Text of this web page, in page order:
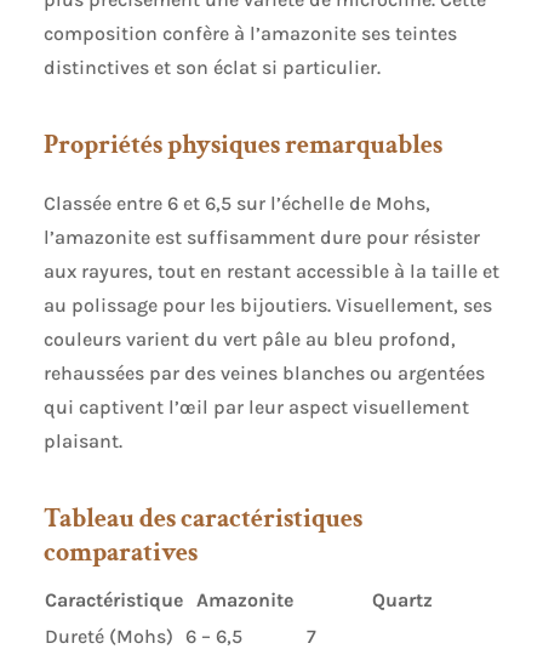
composition confère à l’amazonite ses teintes
distinctives et son éclat si particulier.
Propriétés physiques remarquables
Classée entre 6 et 6,5 sur l’échelle de Mohs,
l’amazonite est suffisamment dure pour résister
aux rayures, tout en restant accessible à la taille et
au polissage pour les bijoutiers. Visuellement, ses
couleurs varient du vert pâle au bleu profond,
rehaussées par des veines blanches ou argentées
qui captivent l’œil par leur aspect visuellement
plaisant.
Tableau des caractéristiques
comparatives
Caractéristique Amazonite
Quartz
Dureté (Mohs) 6 – 6,5 7